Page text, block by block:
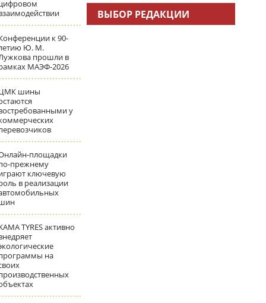
к 90-
Ю. М.
прошли в
МАЭФ-2026
шины
у
площадки
прежнему
ключевую
в реализации
TYRES активно
на
ВЫБОР РЕДАКЦИИ